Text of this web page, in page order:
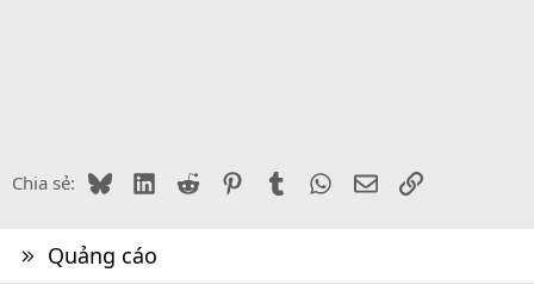
Chia sẻ: BlueskyLinkedIn
Reddit PinterestTumblr WhatsApp
EmailLink
Quảng cáo